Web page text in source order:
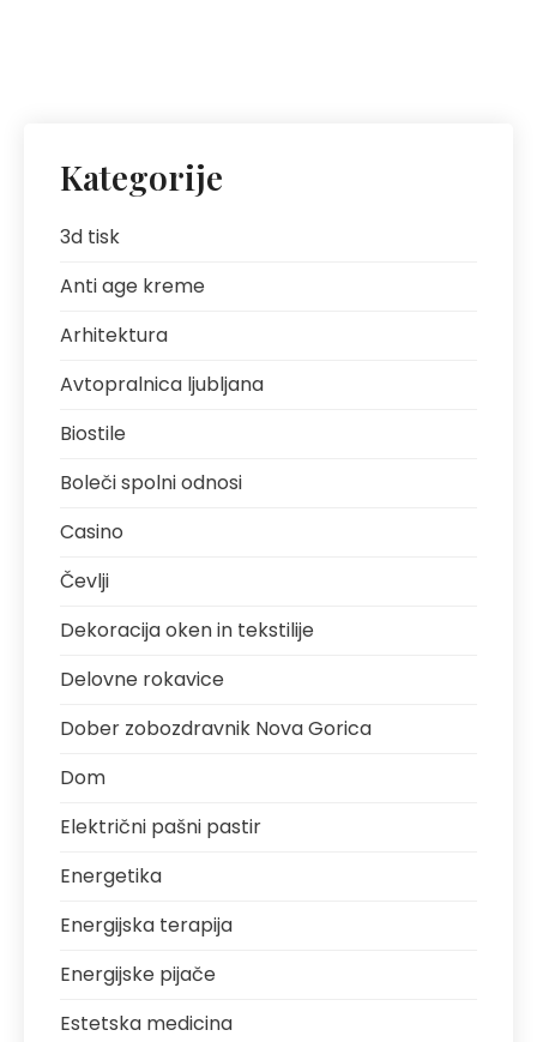
Kategorije
3d tisk
Anti age kreme
Arhitektura
Avtopralnica ljubljana
Biostile
Boleči spolni odnosi
Casino
Čevlji
Dekoracija oken in tekstilije
Delovne rokavice
Dober zobozdravnik Nova Gorica
Dom
Električni pašni pastir
Energetika
Energijska terapija
Energijske pijače
Estetska medicina